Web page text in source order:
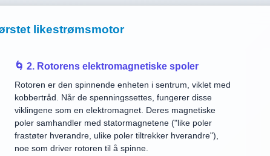
likestrømsmotor
🌀 2. Rotorens elektromagnetiske spoler
Rotoren er den spinnende enheten i sentrum, viklet med
kobbertråd. Når de spenningssettes, fungerer disse
viklingene som en elektromagnet. Deres magnetiske
poler samhandler med statormagnetene ("like poler
frastøter hverandre, ulike poler tiltrekker hverandre"),
noe som driver rotoren til å spinne.